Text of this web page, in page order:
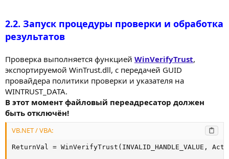
2.2. Запуск процедуры проверки и обработка
результатов
Проверка выполняется функцией WinVerifyTrust,
экспортируемой WinTrust.dll, с передачей GUID
провайдера политики проверки и указателя на
WINTRUST_DATA.
В этот момент файловый переадресатор должен
быть отключён!
VB.NET / VBA:
ReturnVal = WinVerifyTrust(INVALID_HANDLE_VALUE,